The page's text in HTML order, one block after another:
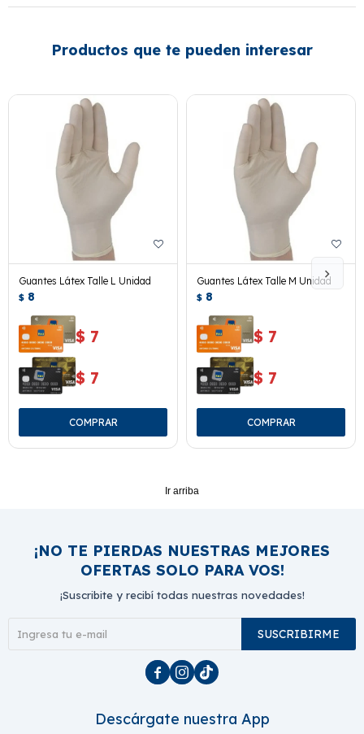
Productos que te pueden interesar
Guantes Látex Talle L Unidad
$ 8
$ 7
$ 7
Guantes Látex Talle M Unidad
$ 8
$ 7
$ 7
Ir arriba
¡NO TE PIERDAS NUESTRAS MEJORES
OFERTAS SOLO PARA VOS!
¡Suscribite y recibí todas nuestras novedades!
SUSCRIBIRME
  
Descárgate nuestra App